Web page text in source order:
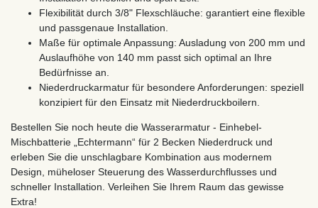
Flexibilität durch 3/8" Flexschläuche: garantiert eine flexible
und passgenaue Installation.
Maße für optimale Anpassung: Ausladung von 200 mm und
Auslaufhöhe von 140 mm passt sich optimal an Ihre
Bedürfnisse an.
Niederdruckarmatur für besondere Anforderungen: speziell
konzipiert für den Einsatz mit Niederdruckboilern.
Bestellen Sie noch heute die Wasserarmatur - Einhebel-
Mischbatterie „Echtermann“ für 2 Becken Niederdruck und
erleben Sie die unschlagbare Kombination aus modernem
Design, müheloser Steuerung des Wasserdurchflusses und
schneller Installation. Verleihen Sie Ihrem Raum das gewisse
Extra!